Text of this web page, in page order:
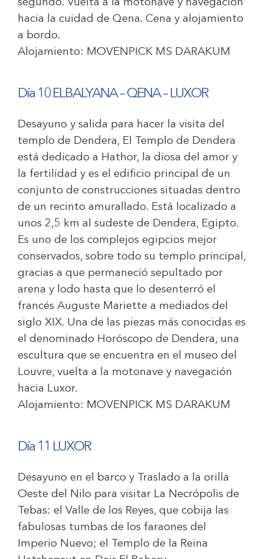
segundo. Vuelta a la motonave y navegación
hacia la cuidad de Qena. Cena y alojamiento
a bordo.
Alojamiento: MOVENPICK MS DARAKUM
Día 10 ELBALYANA – QENA – LUXOR
Desayuno y salida para hacer la visita del
templo de Dendera, El Templo de Dendera
está dedicado a Hathor, la diosa del amor y
la fertilidad y es el edificio principal de un
conjunto de construcciones situadas dentro
de un recinto amurallado. Está localizado a
unos 2,5 km al sudeste de Dendera, Egipto.
Es uno de los complejos egipcios mejor
conservados, sobre todo su templo principal,
gracias a que permaneció sepultado por
arena y lodo hasta que lo desenterró el
francés Auguste Mariette a mediados del
siglo XIX. Una de las piezas más conocidas es
el denominado Horóscopo de Dendera, una
escultura que se encuentra en el museo del
Louvre, vuelta a la motonave y navegación
hacia Luxor.
Alojamiento: MOVENPICK MS DARAKUM
Día 11 LUXOR
Desayuno en el barco y Traslado a la orilla
Oeste del Nilo para visitar La Necrópolis de
Tebas: el Valle de los Reyes, que cobija las
fabulosas tumbas de los faraones del
Imperio Nuevo; el Templo de la Reina